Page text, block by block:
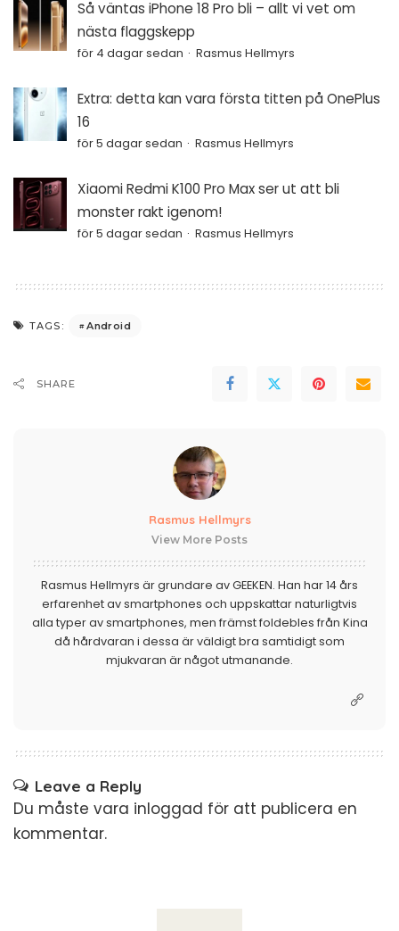
Så väntas iPhone 18 Pro bli – allt vi vet om
nästa flaggskepp
för 4 dagar sedan Rasmus Hellmyrs
Extra: detta kan vara första titten på OnePlus
16
för 5 dagar sedan Rasmus Hellmyrs
Xiaomi Redmi K100 Pro Max ser ut att bli
monster rakt igenom!
för 5 dagar sedan Rasmus Hellmyrs
TAGS: Android
SHARE
Rasmus Hellmyrs
View More Posts
Rasmus Hellmyrs är grundare av GEEKEN. Han har 14 års
erfarenhet av smartphones och uppskattar naturligtvis
alla typer av smartphones, men främst foldebles från Kina
då hårdvaran i dessa är väldigt bra samtidigt som
mjukvaran är något utmanande.
Leave a Reply
Du måste vara inloggad för att publicera en
kommentar.